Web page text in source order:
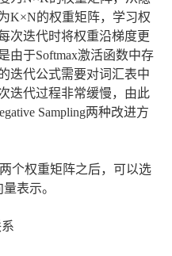
K×N的权重矩阵，学习权
次迭代时将权重沿梯度更
由于Softmax激活函数中存
迭代公式需要对词汇表中
迭代过程非常缓慢，由此
Sampling两种改进方
个权重矩阵之后，可以选
表示。